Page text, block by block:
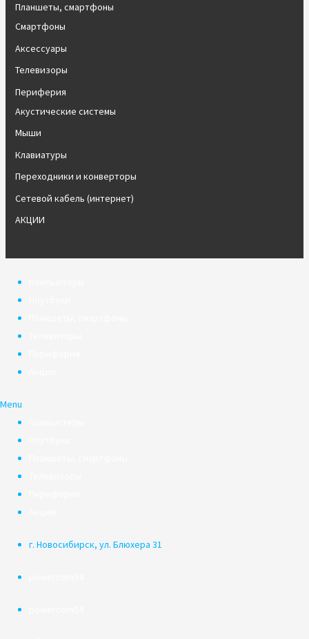
Планшеты, смартфоны
Смартфоны
Аксессуары
Телевизоры
Периферия
Акустические системы
Мыши
Клавиатуры
Переходники и конверторы
Сетевой кабель (интернет)
АКЦИИ
Menu
г. Новосибирск, ул. Блюхера 31